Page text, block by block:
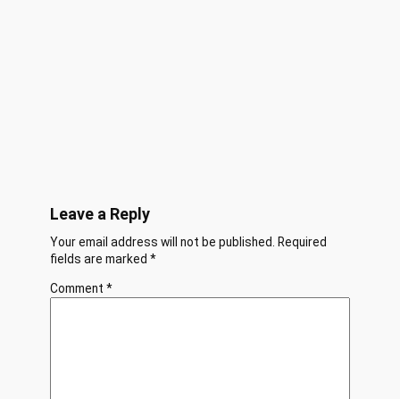
Leave a Reply
Your email address will not be published. Required
fields are marked *
Comment *